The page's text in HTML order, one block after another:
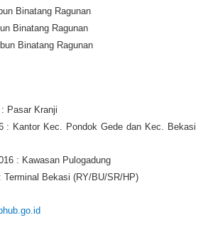
Binatang Ragunan
Binatang Ragunan
Binatang Ragunan
Pasar Kranji
: Kantor Kec. Pondok Gede dan Kec. Bekasi
: Kawasan Pulogadung
Terminal Bekasi (RY/BU/SR/HP)